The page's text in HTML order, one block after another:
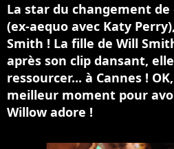
La star du changement
(ex-aequo avec Katy
Smith ! La fille de Will
après son clip dansant,
ressourcer... à Cannes !
meilleur moment pour
Willow adore !